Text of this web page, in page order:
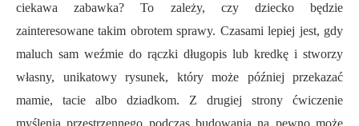
ciekawa zabawka? To zależy, czy dziecko będzie
zainteresowane takim obrotem sprawy. Czasami lepiej jest, gdy
maluch sam weźmie do rączki długopis lub kredkę i stworzy
własny, unikatowy rysunek, który może później przekazać
mamie, tacie albo dziadkom. Z drugiej strony ćwiczenie